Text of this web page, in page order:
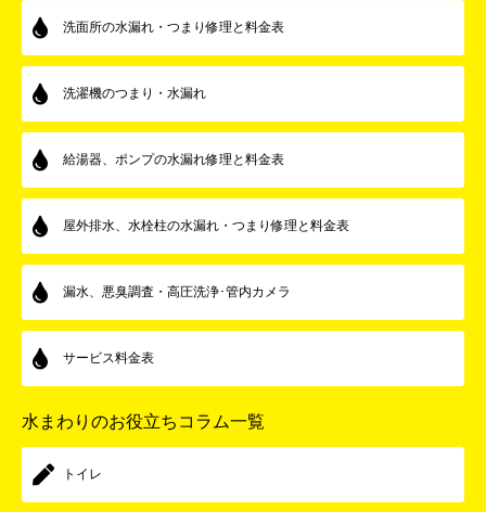
洗面所の水漏れ・つまり修理と料金表
洗濯機のつまり・水漏れ
給湯器、ポンプの水漏れ修理と料金表
屋外排水、水栓柱の水漏れ・つまり修理と料金表
漏水、悪臭調査・高圧洗浄･管内カメラ
サービス料金表
水まわりのお役立ちコラム一覧
トイレ